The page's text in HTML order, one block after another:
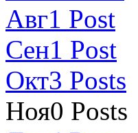
Авг1 Post
Сен1 Post
Окт3 Posts
Ноя0 Posts